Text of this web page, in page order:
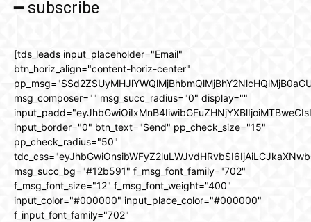
━ subscribe
[tds_leads input_placeholder="Email"
btn_horiz_align="content-horiz-center"
msg_composer="" msg_succ_radius="0" display=""
input_border="0" btn_text="Send" pp_check_size="15"
pp_check_radius="50"
msg_succ_bg="#12b591" f_msg_font_family="702"
f_msg_font_size="12" f_msg_font_weight="400"
input_color="#000000" input_place_color="#000000"
f_input_font_family="702"